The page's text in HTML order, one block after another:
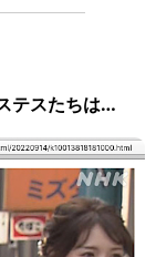
テスたちは…